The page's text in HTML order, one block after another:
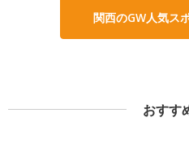
関西のGW人気ス
おすす